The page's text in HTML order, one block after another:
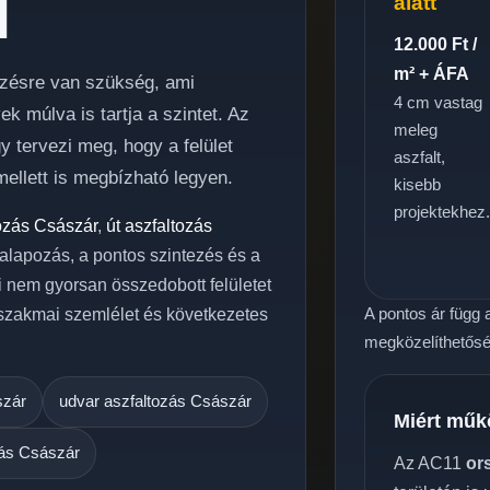
van szükség, ami
múlva is tartja a szintet. Az
tervezi meg, hogy a felület
is megbízható legyen.
Császár, út aszfaltozás
a pontos szintezés és a
gyorsan összedobott felületet
szemlélet és következetes
udvar aszfaltozás Császár
Császár
12.000 Ft /
m² + ÁFA
4 cm vastag
meleg
aszfalt,
kisebb
projektekhez.
A pontos ár függ
Miért
Az AC11